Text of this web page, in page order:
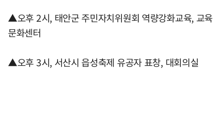
▲오후 2시, 태안군 주민자치위원회 역량강화교육, 교육
문화센터
▲오후 3시, 서산시 읍성축제 유공자 표창, 대회의실